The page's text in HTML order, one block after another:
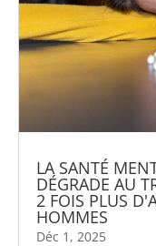
LA SANTÉ
DÉGRADE AU
2 FOIS PLUS
HOMMES
Déc 1, 2025